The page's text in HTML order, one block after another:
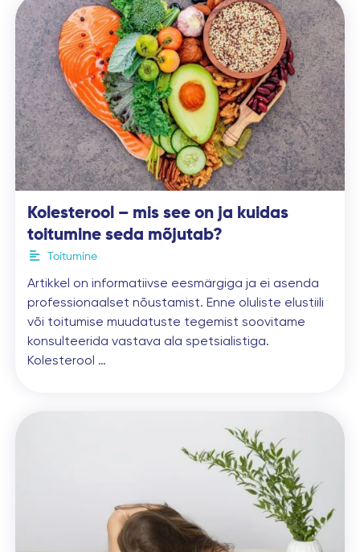
Kolesterool – mis see on ja kuidas
toitumine seda mõjutab?
Toitumine
Artikkel on informatiivse eesmärgiga ja ei asenda
professionaalset nõustamist. Enne oluliste elustiili
või toitumise muudatuste tegemist soovitame
konsulteerida vastava ala spetsialistiga.
Kolesterool …